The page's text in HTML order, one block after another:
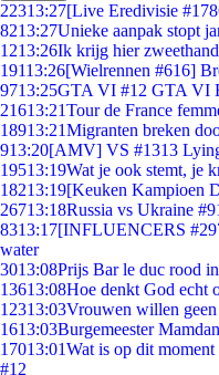
22313:27[Live Eredivisie
8213:27Unieke aanpak stopt
1213:26Ik krijg hier
19113:26[Wielrennen #616]
9713:25GTA VI #12 GTA VI
21613:21Tour de France
18913:21Migranten breken
913:20[AMV] VS #1313
19513:19Wat je ook stemt, je
18213:19[Keuken Kampioen
26713:18Russia vs Ukraine
8313:17[INFLUENCERS
water
3013:08Prijs Bar le duc rood
13613:08Hoe denkt God echt
12313:03Vrouwen willen geen
1613:03Burgemeester
17013:01Wat is op dit moment
#12